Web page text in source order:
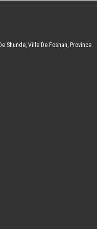
Shunde, Ville De Foshan, Province